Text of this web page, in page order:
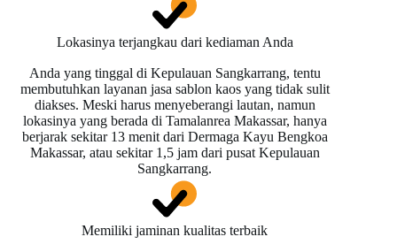
Lokasinya terjangkau dari kediaman Anda
Anda yang tinggal di Kepulauan Sangkarrang, tentu
membutuhkan layanan jasa sablon kaos yang tidak sulit
diakses. Meski harus menyeberangi lautan, namun
lokasinya yang berada di Tamalanrea Makassar, hanya
berjarak sekitar 13 menit dari Dermaga Kayu Bengkoa
Makassar, atau sekitar 1,5 jam dari pusat Kepulauan
Sangkarrang.
Memiliki jaminan kualitas terbaik